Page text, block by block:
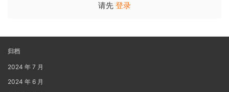
请先 登录
归档
2024 年 7 月
2024 年 6 月